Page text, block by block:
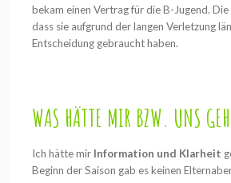
bekam einen Vertrag für die B-Jugend.
dass sie aufgrund der langen Verletzung
Entscheidung gebraucht haben.
WAS HÄTTE MIR BZW. UNS
Ich hätte mir Information und Klarheit
Beginn der Saison gab es keinen